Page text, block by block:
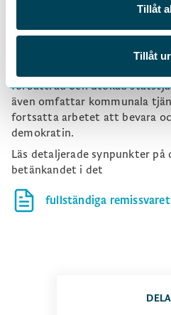
Tillåt
Tillåt
DELA
samhälle. Deras rätt till en
åstadkomma detta krävs inte
relevant lagstiftning, utan
förbättrad och utökad
även omfattar kommunala
fortsatta arbetet att bevara
demokratin.
Läs detaljerade synpunkter på
betänkandet i det
fullständiga remissvaret